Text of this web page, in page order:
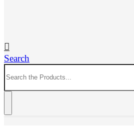
Search